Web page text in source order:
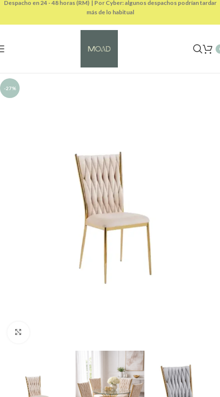
-27%
Despacho en 24 - 48 horas (RM) | Por Cyber: algunos despachos podrían tardar
más de lo habitual